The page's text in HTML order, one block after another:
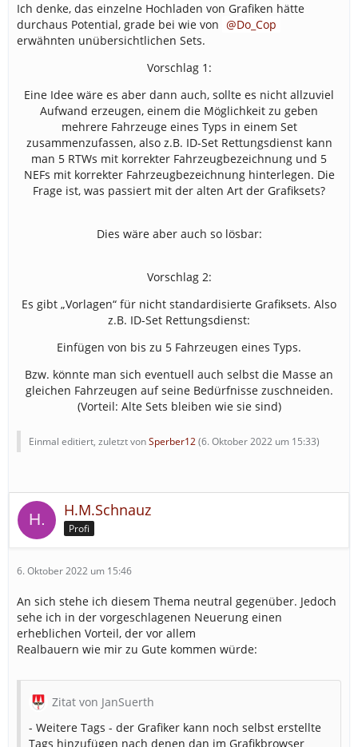
Ich denke, das einzelne Hochladen von Grafiken hätte
durchaus Potential, grade bei wie von
Do_Cop
erwähnten unübersichtlichen Sets.
Vorschlag 1:
Eine Idee wäre es aber dann auch, sollte es nicht allzuviel
Aufwand erzeugen, einem die Möglichkeit zu geben
mehrere Fahrzeuge eines Typs in einem Set
zusammenzufassen, also z.B. ID-Set Rettungsdienst kann
man 5 RTWs mit korrekter Fahrzeugbezeichnung und 5
NEFs mit korrekter Fahrzeugbezeichnung hinterlegen. Die
Frage ist, was passiert mit der alten Art der Grafiksets?
Dies wäre aber auch so lösbar:
Vorschlag 2:
Es gibt „Vorlagen“ für nicht standardisierte Grafiksets. Also
z.B. ID-Set Rettungsdienst:
Einfügen von bis zu 5 Fahrzeugen eines Typs.
Bzw. könnte man sich eventuell auch selbst die Masse an
gleichen Fahrzeugen auf seine Bedürfnisse zuschneiden.
(Vorteil: Alte Sets bleiben wie sie sind)
Einmal editiert, zuletzt vonSperber12(6. Oktober 2022 um 15:33)
H.M.Schnauz
Profi
6. Oktober 2022 um 15:46
An sich stehe ich diesem Thema neutral gegenüber. Jedoch
sehe ich in der vorgeschlagenen Neuerung einen
erheblichen Vorteil, der vor allem
Realbauern wie mir zu Gute kommen würde:
Zitat von JanSuerth
- Weitere Tags - der Grafiker kann noch selbst erstellte
Tags hinzufügen nach denen dan im Grafikbrowser